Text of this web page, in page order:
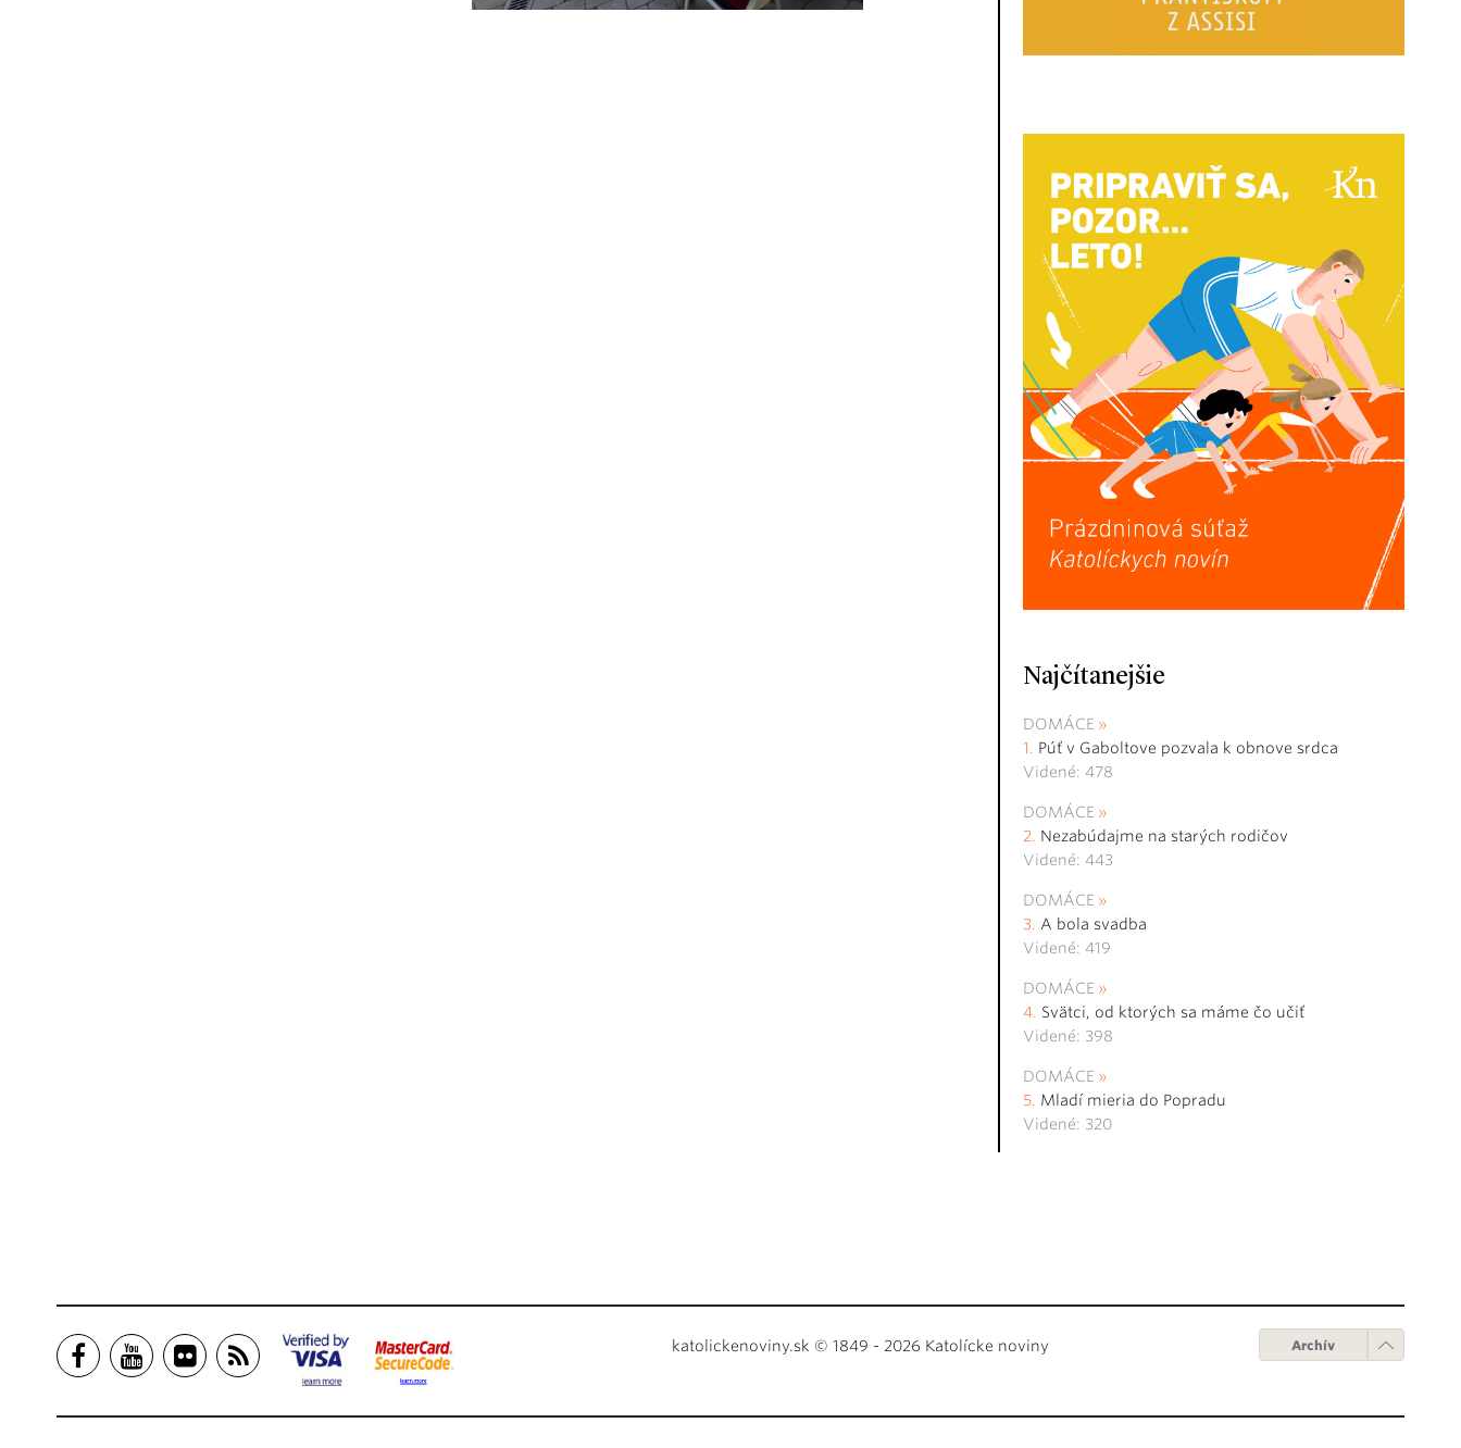
Najčítanejšie
DOMÁCE
Púť v Gaboltove pozvala k obnove srdca
Videné: 478
DOMÁCE
Nezabúdajme na starých rodičov
Videné: 443
DOMÁCE
A bola svadba
Videné: 419
DOMÁCE
Svätci, od ktorých sa máme čo učiť
Videné: 398
DOMÁCE
Mladí mieria do Popradu
Videné: 320
katolickenoviny.sk © 1849 - 2026 Katolícke noviny Archív